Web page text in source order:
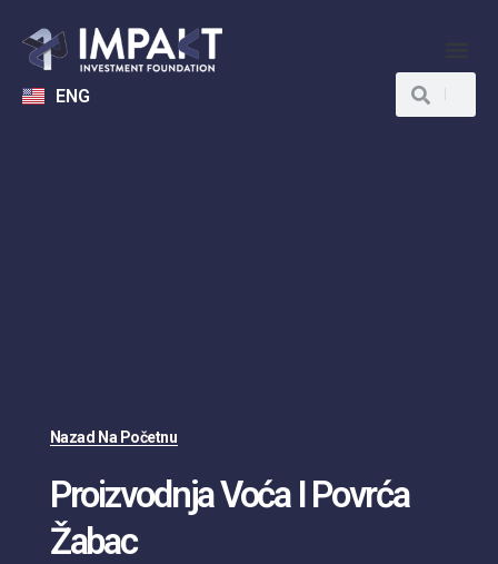
ENG
Nazad Na Početnu
Proizvodnja Voća I Povrća
Žabac